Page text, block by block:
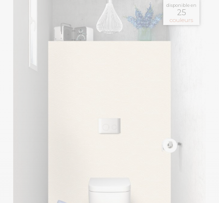
disponible en
25
couleurs